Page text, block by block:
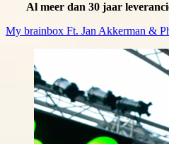
Al meer dan 30 jaar
My brainbox Ft. Jan Akkerman &